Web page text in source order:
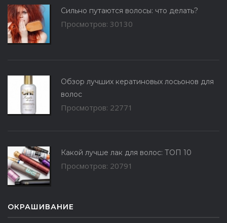
Сильно путаются волосы: что делать?
Просмотров: 30130
Обзор лучших кератиновых лосьонов для
волос
Просмотров: 22771
Какой лучше лак для волос: ТОП 10
Просмотров: 20791
ОКРАШИВАНИЕ